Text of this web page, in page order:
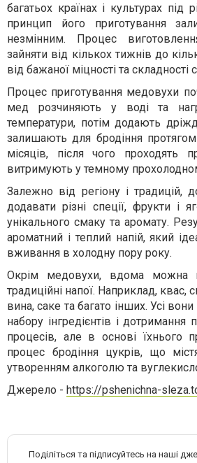
багатьох країнах і культурах під
принцип його приготування
незмінним. Процес
зайняти від кількох тижнів до
від бажаної міцності та складності
Процес приготування медовухи
мед розчиняють у воді та
температури, потім додають
залишають для бродіння
місяців, після чого проходять
витримують у темному
Залежно від регіону і традицій,
додавати різні спеції, фрукти і
унікального смаку та аромату.
ароматний і теплий напій, який
вживання в холодну пору року.
Окрім медовухи, вдома можна
традиційні напої. Наприклад, квас,
вина, саке та багато інших. Усі
набору інгредієнтів і дотримання
процесів, але в основі їхнього
процес бродіння цукрів, що
утворенням алкоголю та
Джерело - https://pshenichna-
Поділіться та підписуйтесь на наші